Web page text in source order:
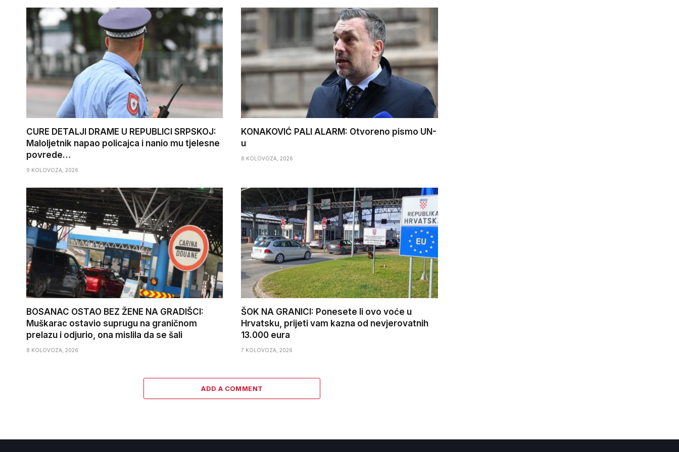
CURE DETALJI DRAME U REPUBLICI SRPSKOJ:
Maloljetnik napao policajca i nanio mu tjelesne
povrede…
9 KOLOVOZA, 2026
KONAKOVIĆ PALI ALARM: Otvoreno pismo UN-
u
8 KOLOVOZA, 2026
BOSANAC OSTAO BEZ ŽENE NA GRADIŠCI:
Muškarac ostavio suprugu na graničnom
prelazu i odjurio, ona mislila da se šali
8 KOLOVOZA, 2026
ŠOK NA GRANICI: Ponesete li ovo voće u
Hrvatsku, prijeti vam kazna od nevjerovatnih
13.000 eura
7 KOLOVOZA, 2026
ADD A COMMENT